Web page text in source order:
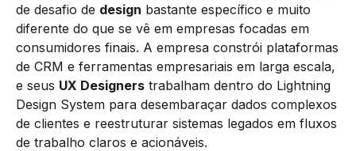
de desafio de design bastante específico e muito
diferente do que se vê em empresas focadas em
consumidores finais. A empresa constrói plataformas
de CRM e ferramentas empresariais em larga escala,
e seus UX Designers trabalham dentro do Lightning
Design System para desembaraçar dados complexos
de clientes e reestruturar sistemas legados em fluxos
de trabalho claros e acionáveis.